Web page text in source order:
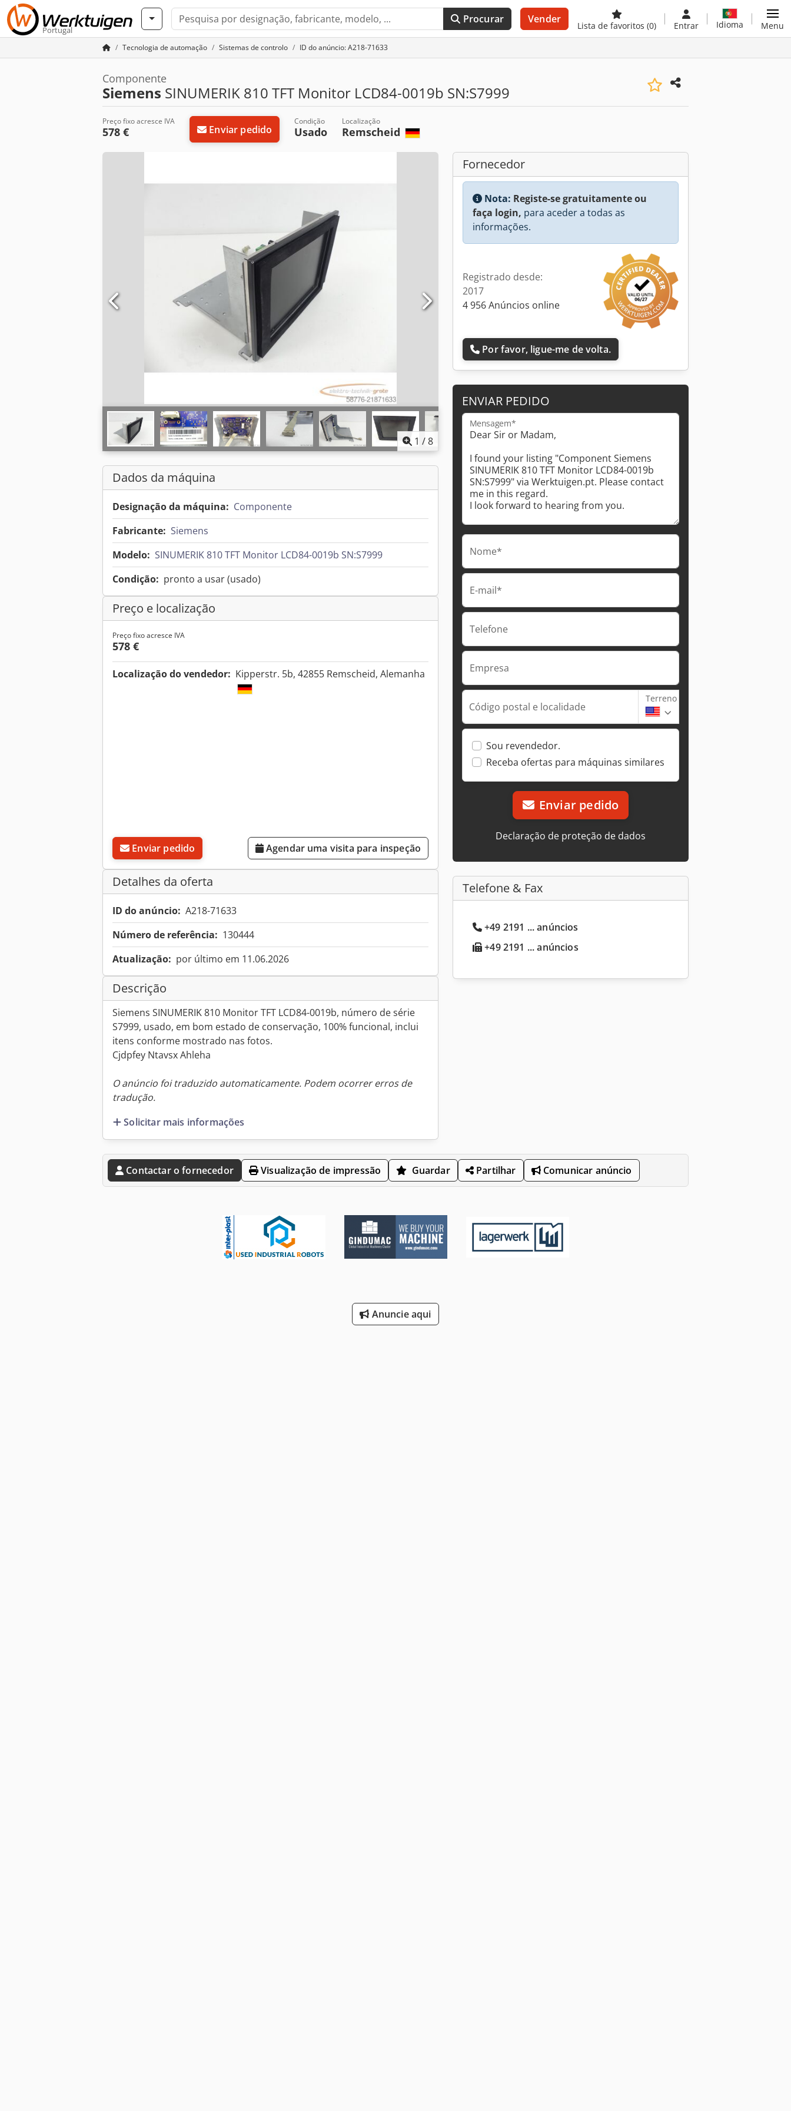
Portugal
Procurar Vender
Lista de favoritos (0) Entrar Idioma Menu
Tecnologia de automação Sistemas de controlo ID do anúncio: A218-71633
Componente
Siemens SINUMERIK 810 TFT Monitor LCD84-0019b SN:S7999
Preço fixo acresce IVA
578 € Enviar pedido
Condição
Usado
Localização
Remscheid
1 /8
Dados da máquina
Designação da máquina: Componente
Fabricante: Siemens
Modelo: SINUMERIK 810 TFT Monitor LCD84-0019b SN:S7999
Condição: pronto a usar (usado)
Preço e localização
Preço fixo acresce IVA
578 €
Localização do vendedor: Kipperstr. 5b, 42855 Remscheid, Alemanha
Enviar pedido Agendar uma visita para inspeção
Detalhes da oferta
ID do anúncio: A218-71633
Número de referência: 130444
Atualização: por último em 11.06.2026
Descrição
Siemens SINUMERIK 810 Monitor TFT LCD84-0019b, número de série
S7999, usado, em bom estado de conservação, 100% funcional, inclui
itens conforme mostrado nas fotos.
Cjdpfey Ntavsx Ahleha
O anúncio foi traduzido automaticamente. Podem ocorrer erros de
tradução.
Solicitar mais informações
Fornecedor
Nota: Registe-se gratuitamente ou
faça login, para aceder a todas as
informações.
Registrado desde:
2017
4 956 Anúncios online
Por favor, ligue-me de volta.
ENVIAR PEDIDO
Mensagem*
Nome*
E-mail*
Telefone
Empresa
Código postal e localidade
Terreno
Sou revendedor.
Receba ofertas para máquinas similares
Enviar pedido
Declaração de proteção de dados
Telefone & Fax
+49 2191 ... anúncios
+49 2191 ... anúncios
Contactar o fornecedor Visualização de impressão Guardar Partilhar Comunicar anúncio
Anuncie aqui